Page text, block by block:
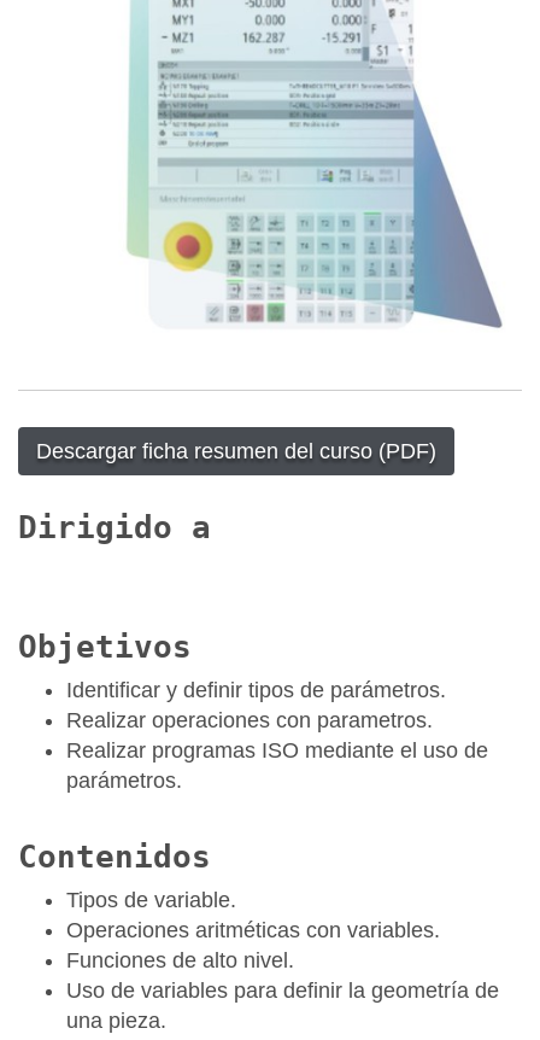
Descargar ficha resumen del curso (PDF)
Dirigido a
Objetivos
Identificar y definir tipos de parámetros.
Realizar operaciones con parametros.
Realizar programas ISO mediante el uso de
parámetros.
Contenidos
Tipos de variable.
Operaciones aritméticas con variables.
Funciones de alto nivel.
Uso de variables para definir la geometría de
una pieza.